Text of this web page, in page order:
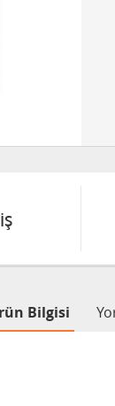
Bilgisi